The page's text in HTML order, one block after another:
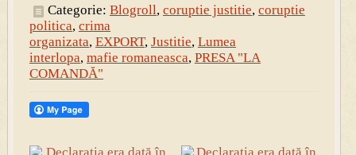
Categorie: Blogroll, coruptie justitie, coruptie
politica, crima
organizata, EXPORT, Justitie, Lumea
interlopa, mafie romaneasca, PRESA "LA
COMANDĂ"